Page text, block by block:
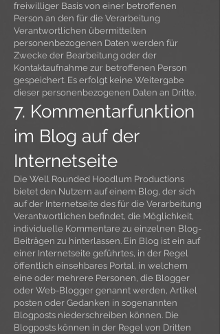
freiwilliger Basis von einer betroffenen
Person an den für die Verarbeitung
Verantwortlichen übermittelten
personenbezogenen Daten werden für
Zwecke der Bearbeitung oder der
Kontaktaufnahme zur betroffenen Person
gespeichert. Es erfolgt keine Weitergabe
dieser personenbezogenen Daten an Dritte.
7. Kommentarfunktion
im Blog auf der
Internetseite
Die Well Rounded Hoodlum Productions
bietet den Nutzern auf einem Blog, der sich
auf der Internetseite des für die Verarbeitung
Verantwortlichen befindet, die Möglichkeit,
individuelle Kommentare zu einzelnen Blog-
Beiträgen zu hinterlassen. Ein Blog ist ein auf
einer Internetseite geführtes, in der Regel
öffentlich einsehbares Portal, in welchem
eine oder mehrere Personen, die Blogger
oder Web-Blogger genannt werden, Artikel
posten oder Gedanken in sogenannten
Blogposts niederschreiben können. Die
Blogposts können in der Regel von Dritten